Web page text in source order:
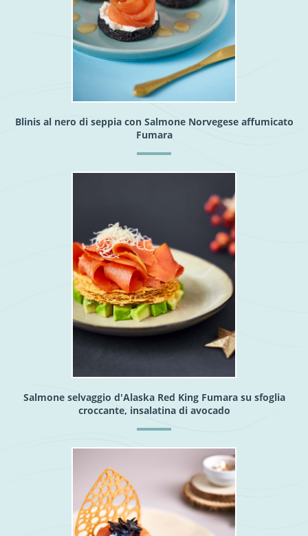
Blinis al nero di seppia con Salmone Norvegese affumicato
Fumara
Salmone selvaggio d'Alaska Red King Fumara su sfoglia
croccante, insalatina di avocado